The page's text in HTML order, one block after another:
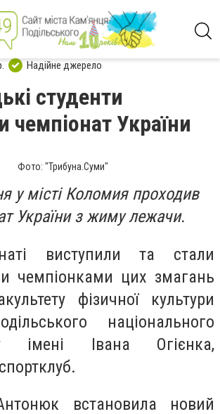
Надійне джерело
студенти
чемпіонат України
Фото: "Трибуна.Суми"
у місті Коломия проходив
України з жиму лежачи.
виступили та стали
чемпіонками цих змагань
фізичної культури
національного
імені Івана Огієнка,
встановила новий